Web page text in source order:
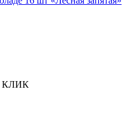
КЛИК